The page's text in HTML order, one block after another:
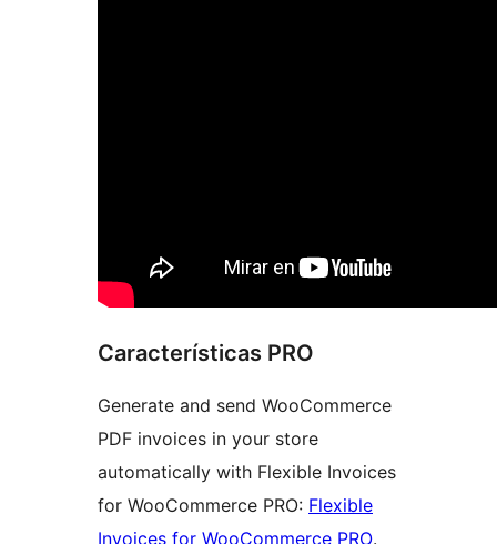
Características PRO
Generate and send WooCommerce
PDF invoices in your store
automatically with Flexible Invoices
for WooCommerce PRO: Flexible
Invoices for WooCommerce PRO.